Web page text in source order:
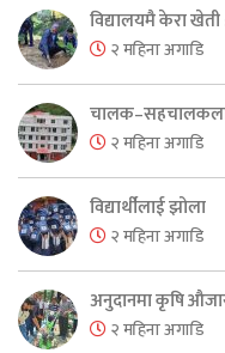
विद्यालयमै केरा खेती :
२ महिना अगाडि
२ महिना अगाडि
विद्यार्थीलाई झोला
२ महिना अगाडि
अनुदानमा कृषि
२ महिना अगाडि